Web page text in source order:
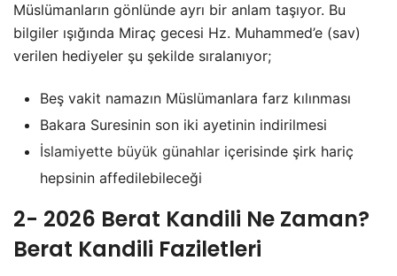
Müslümanların gönlünde ayrı bir anlam taşıyor. Bu
bilgiler ışığında Miraç gecesi Hz. Muhammed’e (sav)
verilen hediyeler şu şekilde sıralanıyor;
Beş vakit namazın Müslümanlara farz kılınması
Bakara Suresinin son iki ayetinin indirilmesi
İslamiyette büyük günahlar içerisinde şirk hariç
hepsinin affedilebileceği
2- 2026 Berat Kandili Ne Zaman?
Berat Kandili Faziletleri